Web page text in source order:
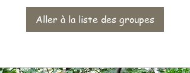
Aller à la liste des groupes